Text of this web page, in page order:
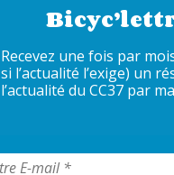
Recevez une fois par
si l’actualité l’exige) un
l’actualité du CC37 par